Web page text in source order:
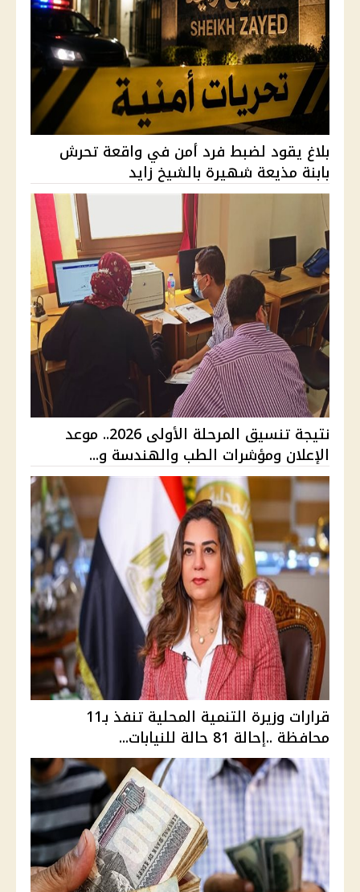
بلاغ يقود لضبط فرد أمن في واقعة تحرش
بابنة مذيعة شهيرة بالشيخ زايد
نتيجة تنسيق المرحلة الأولى 2026.. موعد
الإعلان ومؤشرات الطب والهندسة و...
قرارات وزيرة التنمية المحلية تنفذ بـ11
محافظة ..إحالة 81 حالة للنيابات...